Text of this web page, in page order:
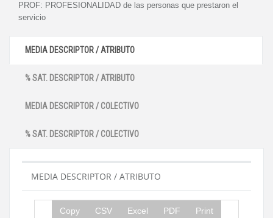
PROF: PROFESIONALIDAD de las personas que prestaron el
servicio
MEDIA DESCRIPTOR / ATRIBUTO
% SAT. DESCRIPTOR / ATRIBUTO
MEDIA DESCRIPTOR / COLECTIVO
% SAT. DESCRIPTOR / COLECTIVO
MEDIA DESCRIPTOR / ATRIBUTO
Copy CSV Excel PDF Print